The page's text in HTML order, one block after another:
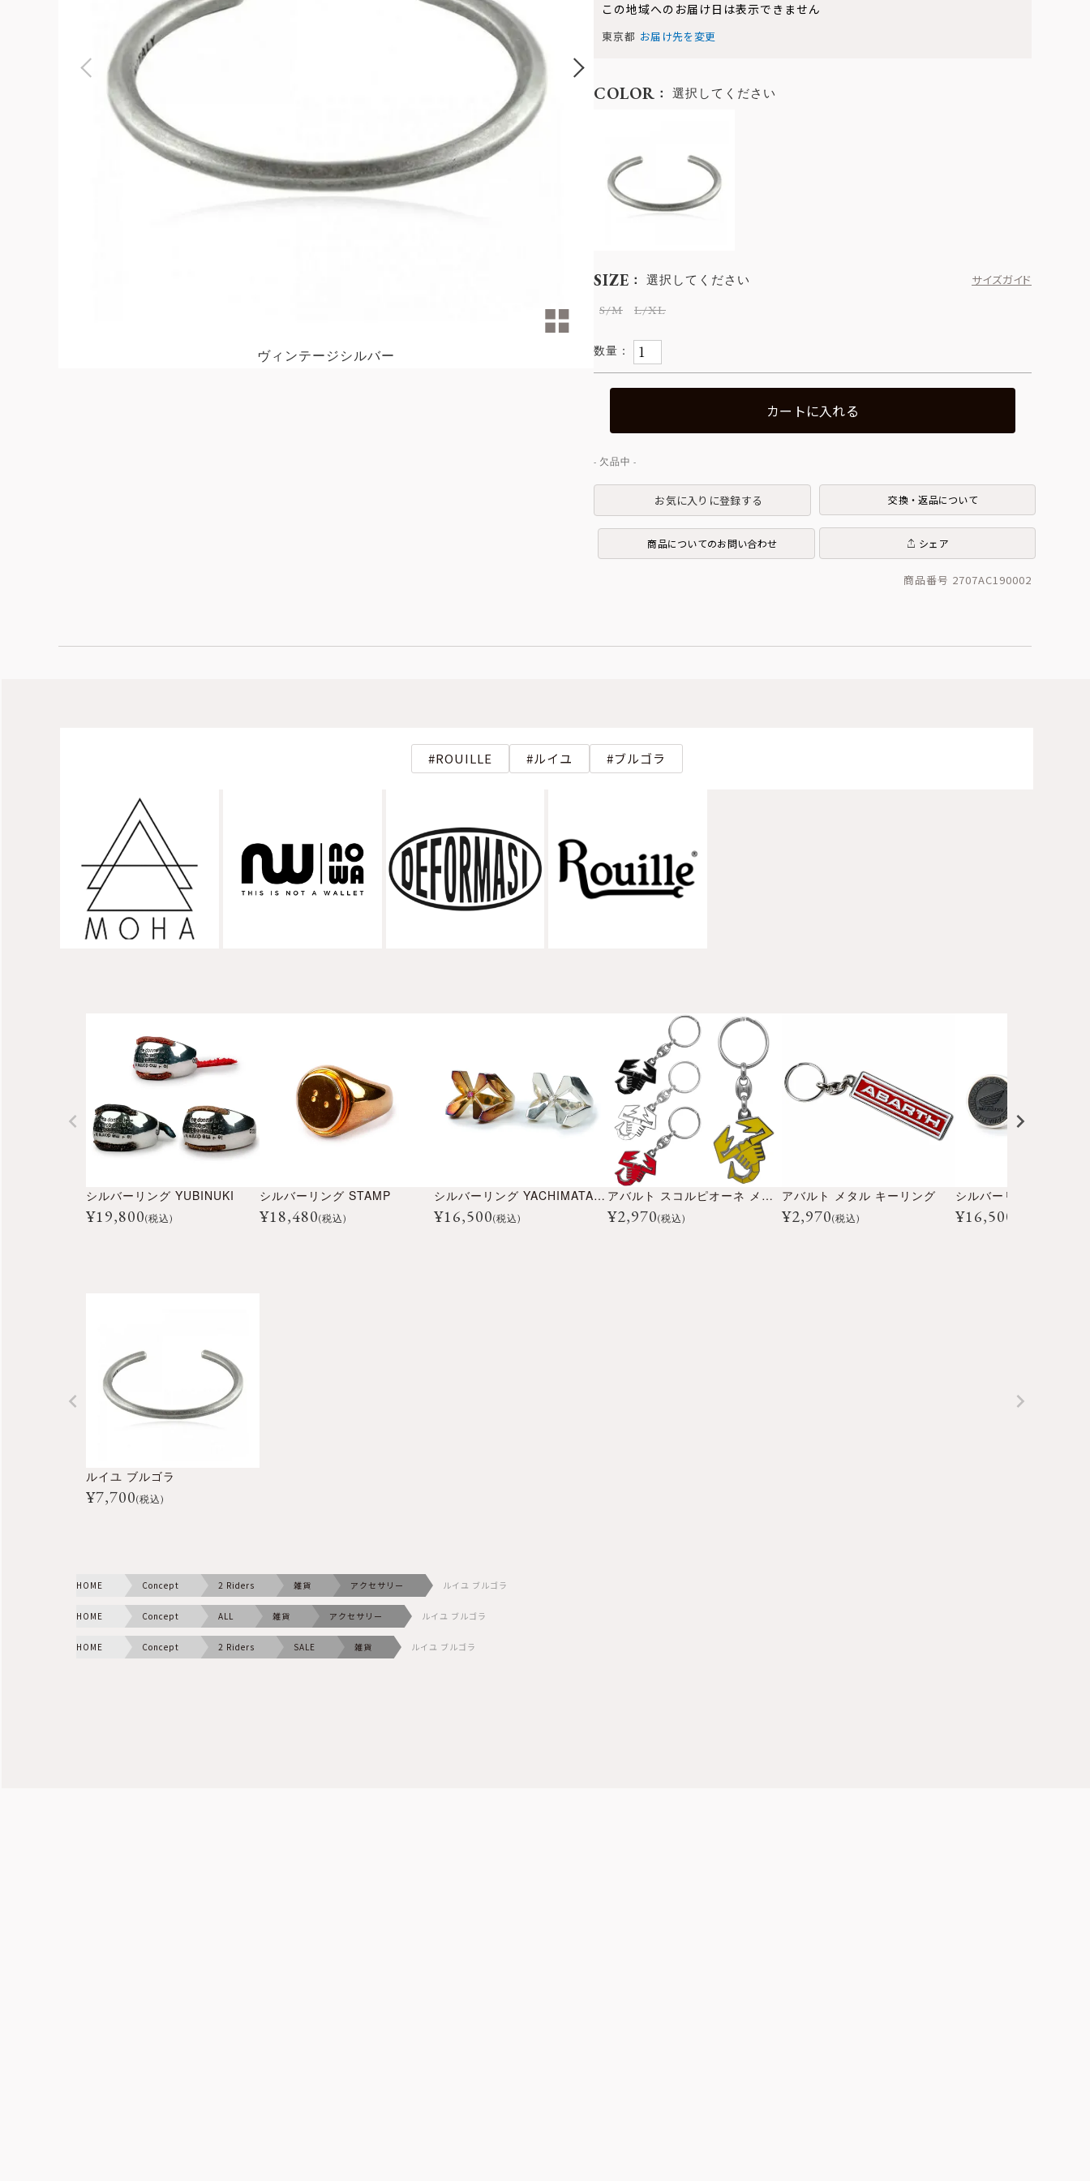
ヴィンテージシルバー
この地域へのお届け日は表示できません
東京都 お届け先を変更
SIZE 選択してください
サイズガイド
S/M
L/XL
COLOR 選択してください
カートに入れる
お気に入りに登録する 交換・返品について
商品についてのお問い合わせ シェア
商品番号 2707AC190002
ROUILLE ルイユ ブルゴラ
シルバーリング YUBINUKI
¥19,800(税込)
シルバーリング STAMP
¥18,480(税込)
シルバーリング YACHIMATA01
¥16,500(税込)
アバルト スコルピオーネ メタル キーリング
¥2,970(税込)
アバルト メタル キーリング
¥2,970(税込)
シルバーリング HONDA
¥16,500
ルイユ ブルゴラ
¥7,700(税込)
HOME Concept 2 Riders 雑貨 アクセサリー ルイユ ブルゴラ
HOME Concept ALL 雑貨 アクセサリー ルイユ ブルゴラ
HOME Concept 2 Riders SALE 雑貨 ルイユ ブルゴラ